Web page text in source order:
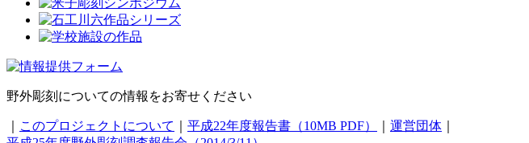
野外彫刻についての情報をお寄せください
このプロジェクトについて 平成22年度報告書（10MB PDF） 運営団体